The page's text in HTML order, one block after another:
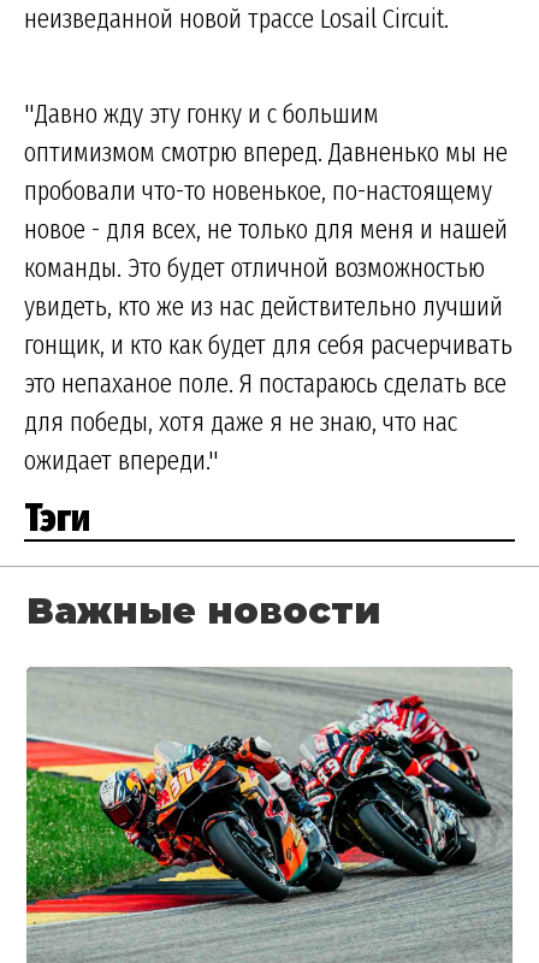
неизведанной новой трассе Losail Circuit.
"Давно жду эту гонку и с большим
оптимизмом смотрю вперед. Давненько мы не
пробовали что-то новенькое, по-настоящему
новое - для всех, не только для меня и нашей
команды. Это будет отличной возможностью
увидеть, кто же из нас действительно лучший
гонщик, и кто как будет для себя расчерчивать
это непаханое поле. Я постараюсь сделать все
для победы, хотя даже я не знаю, что нас
ожидает впереди."
Тэги
Важные новости